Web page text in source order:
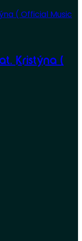
Kristýna (